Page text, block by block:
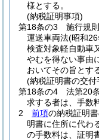
様とする。
(納税証明事項)
第18条の3
施行規
運送車両法(昭和
検査対象軽自動車
やむを得ない事由
おいてその旨とす
(納税証明書の交付
第18条の4
法第20
求する者は、手数
2
前項の納税証明
明書に住所に代わ
の手数料は、証明